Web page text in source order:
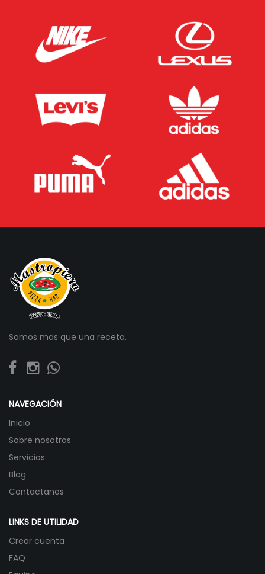
Somos mas que una receta.
NAVEGACIÓN
Inicio
Sobre nosotros
Servicios
Blog
Contactanos
LINKS DE UTILIDAD
Crear cuenta
FAQ